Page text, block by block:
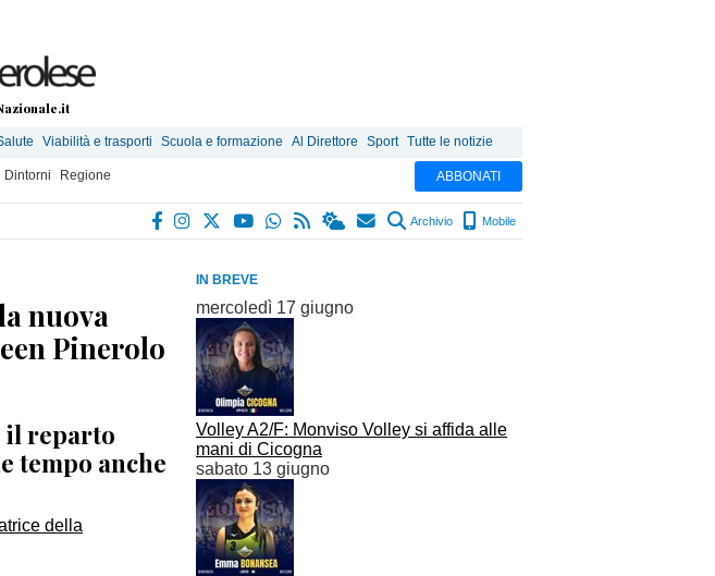
Viabilità e trasporti Scuola e formazione Al Direttore Sport Tutte le notizie
Dintorni Regione ABBONATI
Archivio Mobile
IN BREVE
mercoledì 17 giugno
Volley A2/F: Monviso Volley si affida alle
mani di Cicogna
sabato 13 giugno
nuova
Pinerolo
il reparto
tempo anche